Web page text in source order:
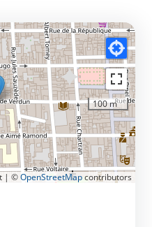
100 m
| ©OpenStreetMapcontributors